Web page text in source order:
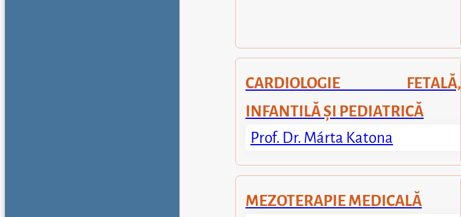
CARDIOLOGIE FETALĂ,
INFANTILĂ ȘI PEDIATRICĂ
Prof. Dr. Márta Katona
MEZOTERAPIE MEDICALĂ